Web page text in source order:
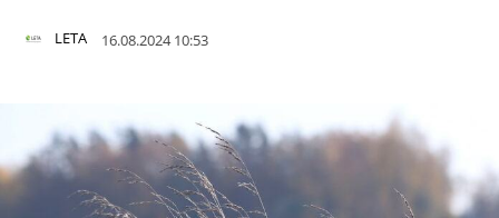
LETA 16.08.2024 10:53